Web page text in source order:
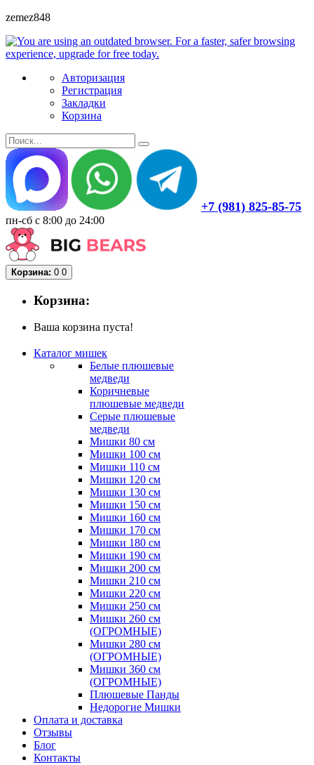
zemez848
Авторизация
Регистрация
Закладки
Корзина
+7 (981) 825-85-75
пн-сб с 8:00 до 24:00
Корзина: 0 0
Корзина:
Ваша корзина пуста!
Каталог мишек
Белые плюшевые
медведи
Коричневые
плюшевые медведи
Серые плюшевые
медведи
Мишки 80 см
Мишки 100 см
Мишки 110 см
Мишки 120 см
Мишки 130 см
Мишки 150 см
Мишки 160 см
Мишки 170 см
Мишки 180 см
Мишки 190 см
Мишки 200 см
Мишки 210 см
Мишки 220 см
Мишки 250 см
Мишки 260 см
(ОГРОМНЫЕ)
Мишки 280 см
(ОГРОМНЫЕ)
Мишки 360 см
(ОГРОМНЫЕ)
Плюшевые Панды
Недорогие Мишки
Оплата и доставка
Отзывы
Блог
Контакты